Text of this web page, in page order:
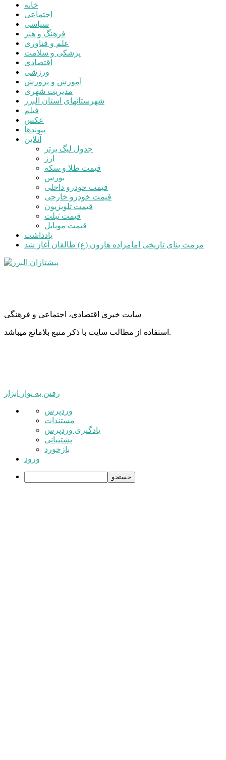
خانه
اجتماعی
سیاسی
فرهنگ و هنر
علم و فناوری
پزشکی و سلامت
اقتصادی
ورزشی
آموزش و پرورش
مدیریت شهری
شهرستانهای استان البرز
فیلم
عکس
پیوندها
آنلاین
جدول لیگ برتر
ارز
قیمت طلا و سکه
بورس
قیمت خودرو داخلی
قیمت خودرو خارجی
قیمت تلویزیون
قیمت تبلت
قیمت موبایل
یادداشت
مرمت بنای تاریخی امامزاده هارون (ع) طالقان آغاز شد
سایت خبری اقتصادی، اجتماعی و فرهنگی
استفاده از مطالب سایت با ذکر منبع بلامانع میباشد.
رفتن به نوار ابزار
درباره
وردپرس
وردپرس
مستندات
یادگیری وردپرس
پشتیبانی
بازخورد
ورود
جستجو